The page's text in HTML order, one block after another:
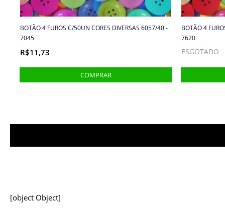
BOTÃO 4 FUROS C/50UN CORES DIVERSAS 6057/40 -
7045
R$11,73
BOTÃO 4
7620
ESGOTADO
[object Object]